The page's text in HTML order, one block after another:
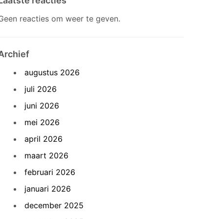
reacties om weer te geven.
augustus 2026
juli 2026
juni 2026
mei 2026
april 2026
maart 2026
februari 2026
januari 2026
december 2025